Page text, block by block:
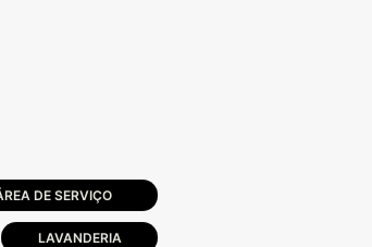
DE SERVIÇO
LAVANDERIA